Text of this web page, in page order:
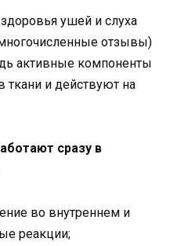
ушей и слуха
отзывы)
активные компоненты
ткани и действуют на
сразу в
во внутреннем и
реакции;